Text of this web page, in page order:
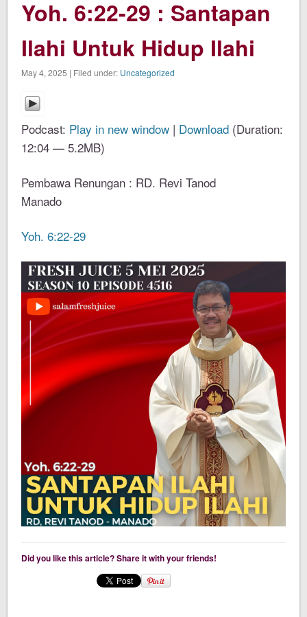
Yoh. 6:22-29 : Santapan
Ilahi Untuk Hidup Ilahi
May 4, 2025 | Filed under: Uncategorized
Podcast: Play in new window | Download (Duration:
12:04 — 5.2MB)
Pembawa Renungan : RD. Revi Tanod
Manado
Yoh. 6:22-29
Did you like this article? Share it with your friends!